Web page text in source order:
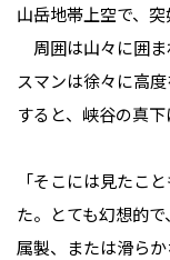
山岳地帯上空で、
周囲は山々に囲ま
スマンは徐々に高
すると、峡谷の真
「そこには見たこ
た。とても幻想的
属製、または滑ら